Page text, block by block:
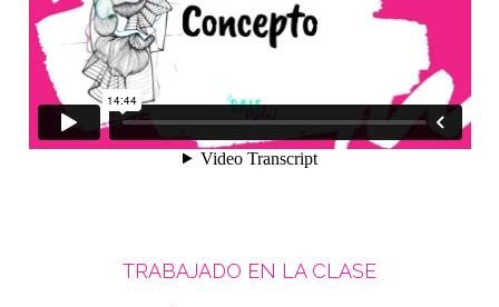
TRABAJADO EN LA CLASE